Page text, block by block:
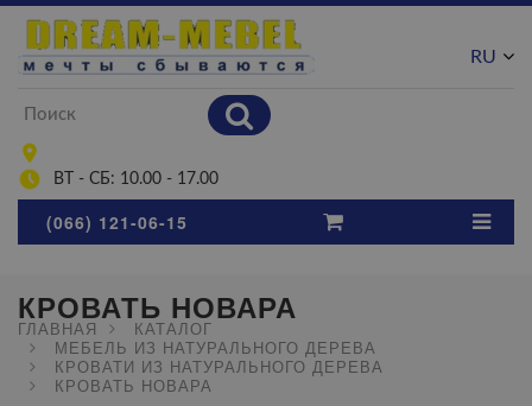
ВТ - СБ: 10.00 - 17.00
RU
(066) 121-06-15
КРОВАТЬ НОВАРА
ГЛАВНАЯ
КАТАЛОГ
МЕБЕЛЬ ИЗ НАТУРАЛЬНОГО ДЕРЕВА
КРОВАТИ ИЗ НАТУРАЛЬНОГО ДЕРЕВА
КРОВАТЬ НОВАРА